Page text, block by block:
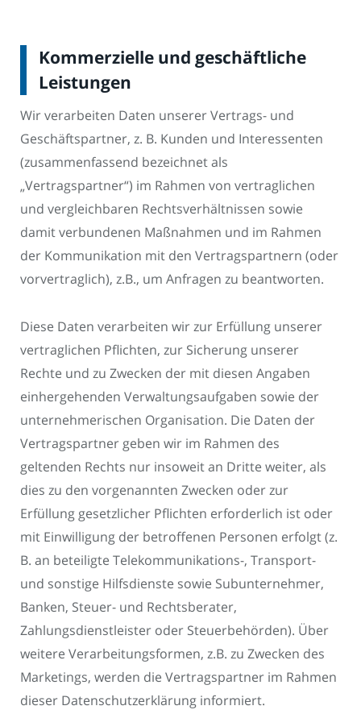
Kommerzielle und geschäftliche
Leistungen
Wir verarbeiten Daten unserer Vertrags- und
Geschäftspartner, z. B. Kunden und Interessenten
(zusammenfassend bezeichnet als
„Vertragspartner“) im Rahmen von vertraglichen
und vergleichbaren Rechtsverhältnissen sowie
damit verbundenen Maßnahmen und im Rahmen
der Kommunikation mit den Vertragspartnern (oder
vorvertraglich), z.B., um Anfragen zu beantworten.
Diese Daten verarbeiten wir zur Erfüllung unserer
vertraglichen Pflichten, zur Sicherung unserer
Rechte und zu Zwecken der mit diesen Angaben
einhergehenden Verwaltungsaufgaben sowie der
unternehmerischen Organisation. Die Daten der
Vertragspartner geben wir im Rahmen des
geltenden Rechts nur insoweit an Dritte weiter, als
dies zu den vorgenannten Zwecken oder zur
Erfüllung gesetzlicher Pflichten erforderlich ist oder
mit Einwilligung der betroffenen Personen erfolgt (z.
B. an beteiligte Telekommunikations-, Transport-
und sonstige Hilfsdienste sowie Subunternehmer,
Banken, Steuer- und Rechtsberater,
Zahlungsdienstleister oder Steuerbehörden). Über
weitere Verarbeitungsformen, z.B. zu Zwecken des
Marketings, werden die Vertragspartner im Rahmen
dieser Datenschutzerklärung informiert.